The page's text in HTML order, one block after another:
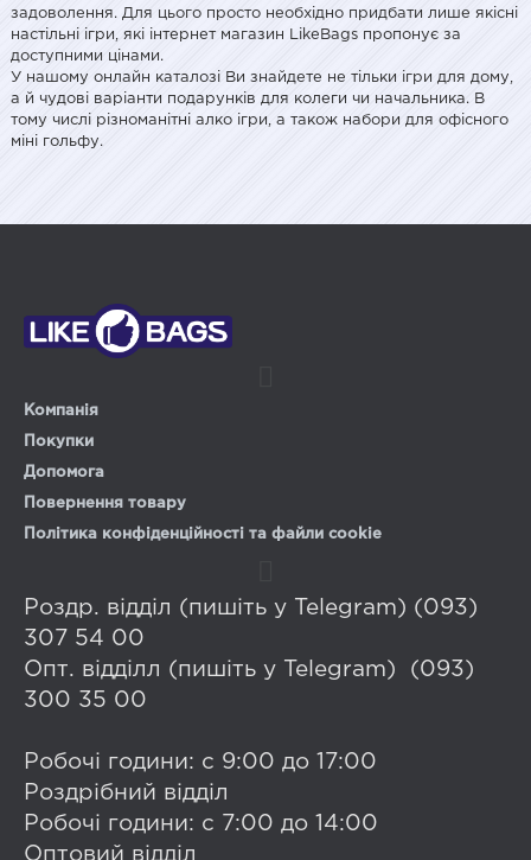
задоволення. Для цього просто необхідно придбати лише якісні
настільні ігри, які інтернет магазин LikeBags пропонує за
доступними цінами.
У нашому онлайн каталозі Ви знайдете не тільки ігри для дому,
а й чудові варіанти подарунків для колеги чи начальника. В
тому числі різноманітні алко ігри, а також набори для офісного
міні гольфу.
Компанія
Покупки
Допомога
Повернення товару
Політика конфіденційності та файли cookie
Роздр. відділ (пишіть у Telegram) (093)
307 54 00
Опт. відділл (пишіть у Telegram) (093)
300 35 00
Робочі години: с 9:00 до 17:00
Роздрібний відділ
Робочі години: с 7:00 до 14:00
Оптовий відділ